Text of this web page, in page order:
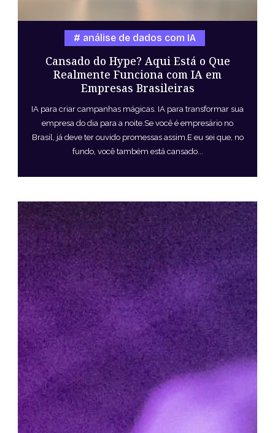
Cansado do Hype? Aqui Está o Que
Realmente Funciona com IA em
Empresas Brasileiras
análise de dados com IA
IA para criar campanhas mágicas. IA para transformar sua
empresa do dia para a noite.Se você é empresário no
Brasil, já deve ter ouvido promessas assim.E eu sei que, no
fundo, você também está cansado...